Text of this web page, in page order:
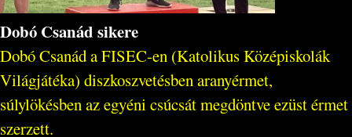
Dobó Csanád sikere
Dobó Csanád a FISEC-en (Katolikus Középiskolák
Világjátéka) diszkoszvetésben aranyérmet,
súlylökésben az egyéni csúcsát megdöntve ezüst érmet
szerzett.